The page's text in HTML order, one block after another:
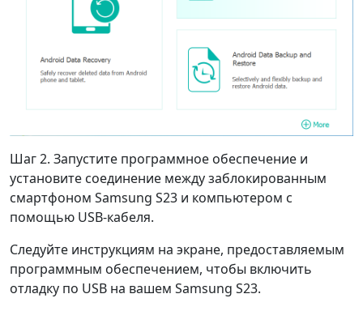
Шаг 2. Запустите программное обеспечение и
установите соединение между заблокированным
смартфоном Samsung S23 и компьютером с
помощью USB-кабеля.
Следуйте инструкциям на экране, предоставляемым
программным обеспечением, чтобы включить
отладку по USB на вашем Samsung S23.